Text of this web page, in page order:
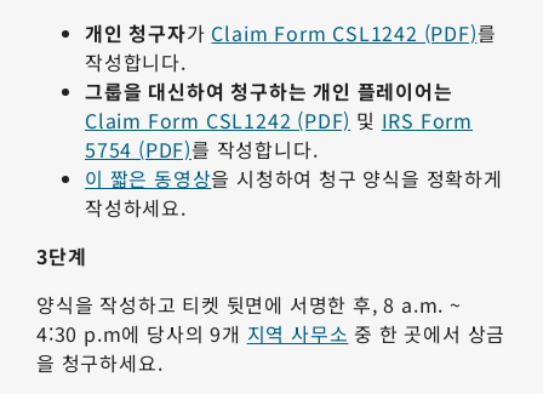
개인 청구자가 Claim Form CSL1242 (PDF)를
작성합니다.
그룹을 대신하여 청구하는 개인 플레이어는
Claim Form CSL1242 (PDF) 및 IRS Form
5754 (PDF)를 작성합니다.
이 짧은 동영상을 시청하여 청구 양식을 정확하게
작성하세요.
3단계
양식을 작성하고 티켓 뒷면에 서명한 후, 8 a.m. ~
4:30 p.m에 당사의 9개 지역 사무소 중 한 곳에서 상금
을 청구하세요.